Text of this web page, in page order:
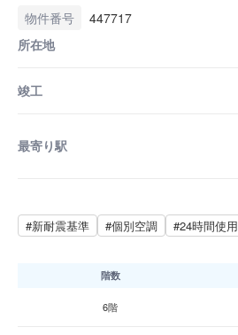
物件番号
447717
所在地
竣工
最寄り駅
#新耐震基準 #個別空調 #24時間使用
階数
6階